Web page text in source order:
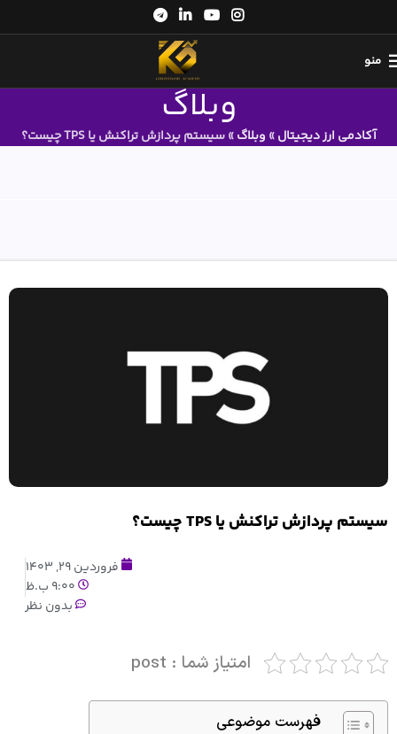
منو
وبلاگ
آکادمی ارز دیجیتال» وبلاگ»سیستم پردازش تراکنش یا TPS چیست؟
سیستم پردازش تراکنش یا TPS چیست؟
فروردین 29, 1403
9:00 ب.ظ
بدون نظر
امتیاز شما : post
فهرست موضوعی